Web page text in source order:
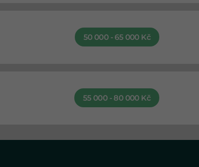
50 000 - 65 000 Kč
55 000 - 80 000 Kč